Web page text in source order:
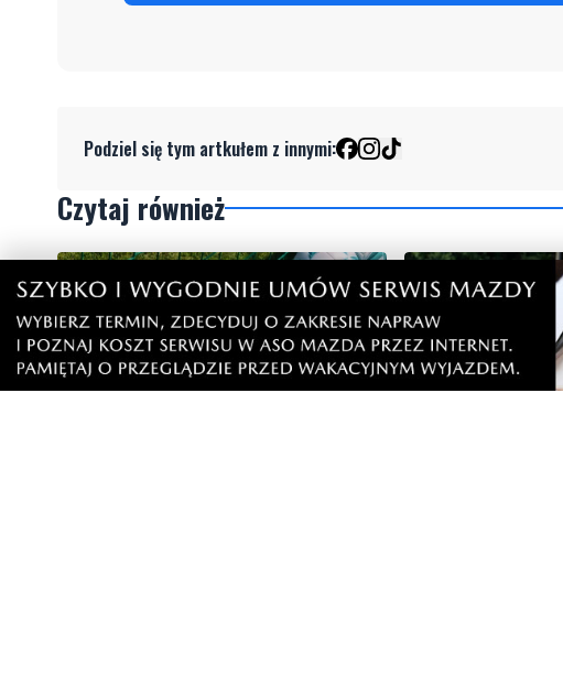
Podziel się tym artkułem z innymi:
Czytaj również